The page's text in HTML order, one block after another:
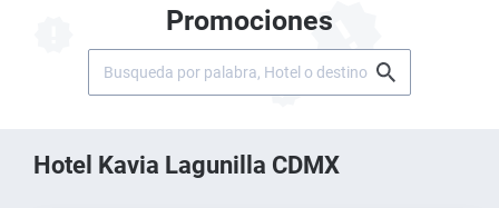
Promociones
Hotel Kavia Lagunilla CDMX